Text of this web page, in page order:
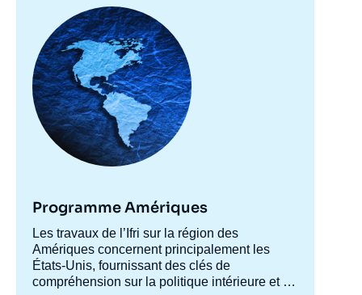
principale
Programme Amériques
Accroche
centre
Les travaux de l’Ifri sur la région des
Amériques concernent principalement les
États-Unis, fournissant des clés de
compréhension sur la politique intérieure et la